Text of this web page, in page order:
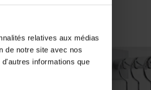
relatives aux médias
de notre site avec nos
informations que